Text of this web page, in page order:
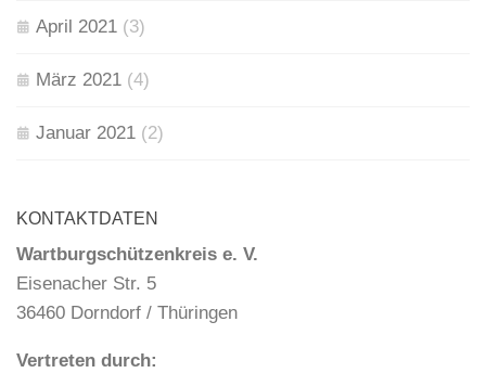
April 2021 (3)
März 2021 (4)
Januar 2021 (2)
KONTAKTDATEN
Wartburgschützenkreis e. V.
Eisenacher Str. 5
36460 Dorndorf / Thüringen
Vertreten durch: